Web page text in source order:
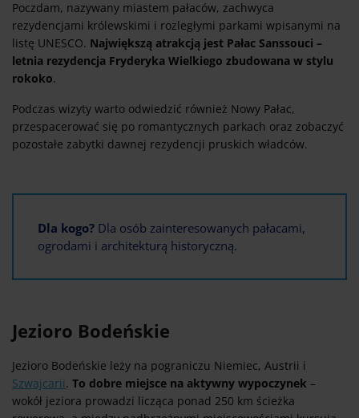
Poczdam, nazywany miastem pałaców, zachwyca
rezydencjami królewskimi i rozległymi parkami wpisanymi na
listę UNESCO. Największą atrakcją jest Pałac Sanssouci –
letnia rezydencja Fryderyka Wielkiego zbudowana w stylu
rokoko.
Podczas wizyty warto odwiedzić również Nowy Pałac,
przespacerować się po romantycznych parkach oraz zobaczyć
pozostałe zabytki dawnej rezydencji pruskich władców.
Dla kogo? Dla osób zainteresowanych pałacami,
ogrodami i architekturą historyczną.
Jezioro Bodeńskie
Jezioro Bodeńskie leży na pograniczu Niemiec, Austrii i
Szwajcarii. To dobre miejsce na aktywny wypoczynek –
wokół jeziora prowadzi licząca ponad 250 km ścieżka